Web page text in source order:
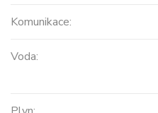
Komunikace:
Voda: